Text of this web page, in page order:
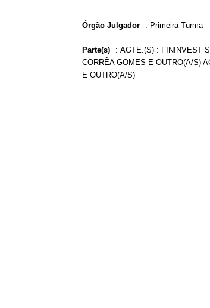
Órgão Julgador : Primeira Turma
Parte(s) : AGTE.(S) : FININVEST
CORRÊA GOMES E OUTRO(A/S)
E OUTRO(A/S)